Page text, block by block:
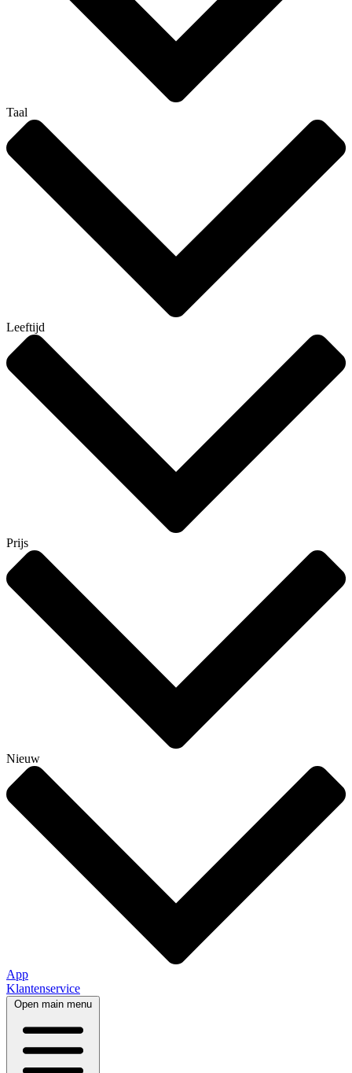
Taal
Leeftijd
Prijs
Nieuw
App
Klantenservice
Open main menu